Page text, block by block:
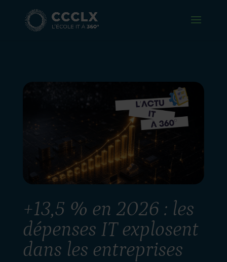
+13,5 % en 2026 : les
dépenses IT explosent
dans les entreprises